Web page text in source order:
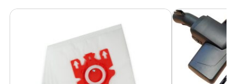
MIELE
MIELE S4300
MIELE S4510
MIELE S4511
MIELE S4512